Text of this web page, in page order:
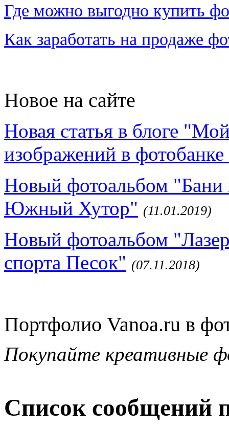
Где можно выгодно купить
Как заработать на продаже
Новое на сайте
Новая статья в блоге
изображений в
Новый фотоальбом "Бани
Южный Хутор" (11.01.2019)
Новый фотоальбом
спорта Песок" (07.11.2018)
Портфолио Vanoa.ru в
Покупайте креативные
Список сообщений